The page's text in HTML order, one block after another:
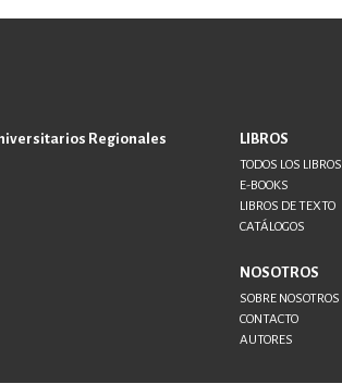
Regionales LIBROS
TODOS LOS LIBROS
E-BOOKS
LIBROS DE TEXTO
CATÁLOGOS
NOSOTROS
SOBRE NOSOTROS
CONTACTO
AUTORES